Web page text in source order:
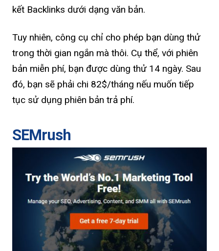
kết Backlinks dưới dạng văn bản.
Tuy nhiên, công cụ chỉ cho phép bạn dùng thử
trong thời gian ngắn mà thôi. Cụ thể, với phiên
bản miễn phí, bạn được dùng thử 14 ngày. Sau
đó, bạn sẽ phải chi 82$/tháng nếu muốn tiếp
tục sử dụng phiên bản trả phí.
SEMrush